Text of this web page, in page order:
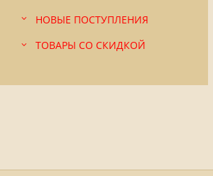
НОВЫЕ ПОСТУПЛЕНИЯ
ТОВАРЫ СО СКИДКОЙ